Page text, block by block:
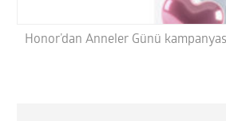
Honor’dan Anneler Günü